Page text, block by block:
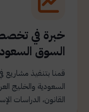
خبرة في
السوق
قمنا بتنفيذ مشاريع
السعودية والخليج
القانون، الدراسات